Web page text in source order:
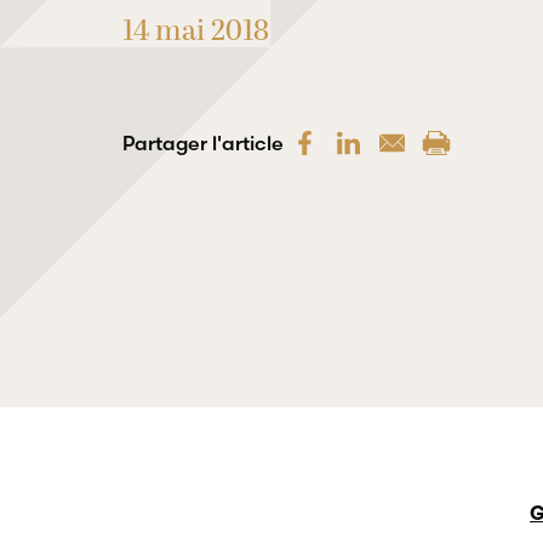
14 mai 2018
Partager l'article